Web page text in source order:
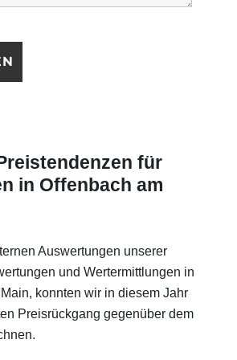
für
in Offenbach am
Auswertungen unserer
und Wertermittlungen in
konnten wir in diesem Jahr
Preisrückgang gegenüber dem